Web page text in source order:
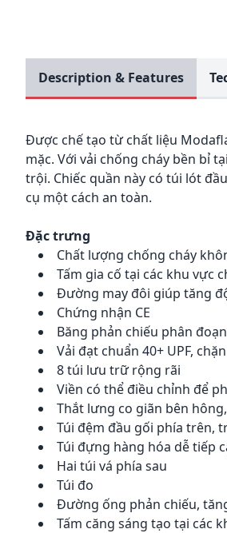
Description & Features
Được chế tạo từ chất liệu
mặc. Với vải chống cháy bền bỉ
trội. Chiếc quần này có túi lót
cụ một cách an toàn.
Đặc trưng
Chất lượng chống cháy
Tấm gia cố tại các khu vực
Đường may đôi giúp tăng
Chứng nhận CE
Băng phản chiếu phân
Vải đạt chuẩn 40+ UPF,
8 túi lưu trữ rộng rãi
Viền có thể điều chỉnh để
Thắt lưng co giãn bên
Túi đệm đầu gối phía trên,
Túi đựng hàng hóa dễ tiếp
Hai túi vá phía sau
Túi đo
Đường ống phản chiếu,
Tấm căng sáng tạo tại các